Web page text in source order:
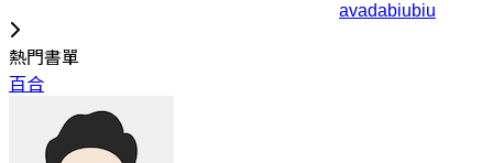
avadabiubiu
熱門書單
百合